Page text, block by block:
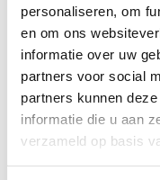
personaliseren, om
en om ons
informatie over uw
partners voor social
partners kunnen
informatie die u aan
verzameld op basis
€49,95